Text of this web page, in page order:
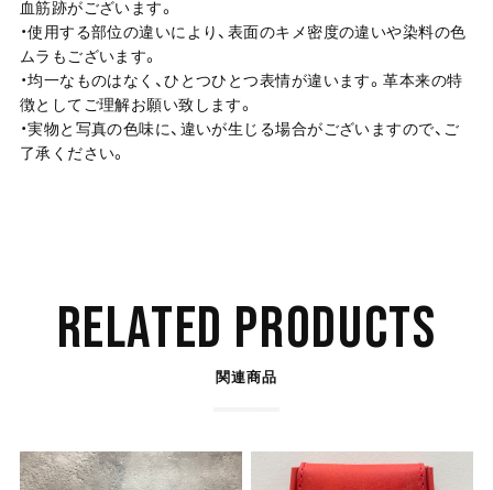
血筋跡がございます。
・使用する部位の違いにより、表面のキメ密度の違いや染料の色
ムラもございます。
・均一なものはなく、ひとつひとつ表情が違います。革本来の特
徴としてご理解お願い致します。
・実物と写真の色味に、違いが生じる場合がございますので、ご
了承ください。
RELATED PRODUCTS
関連商品